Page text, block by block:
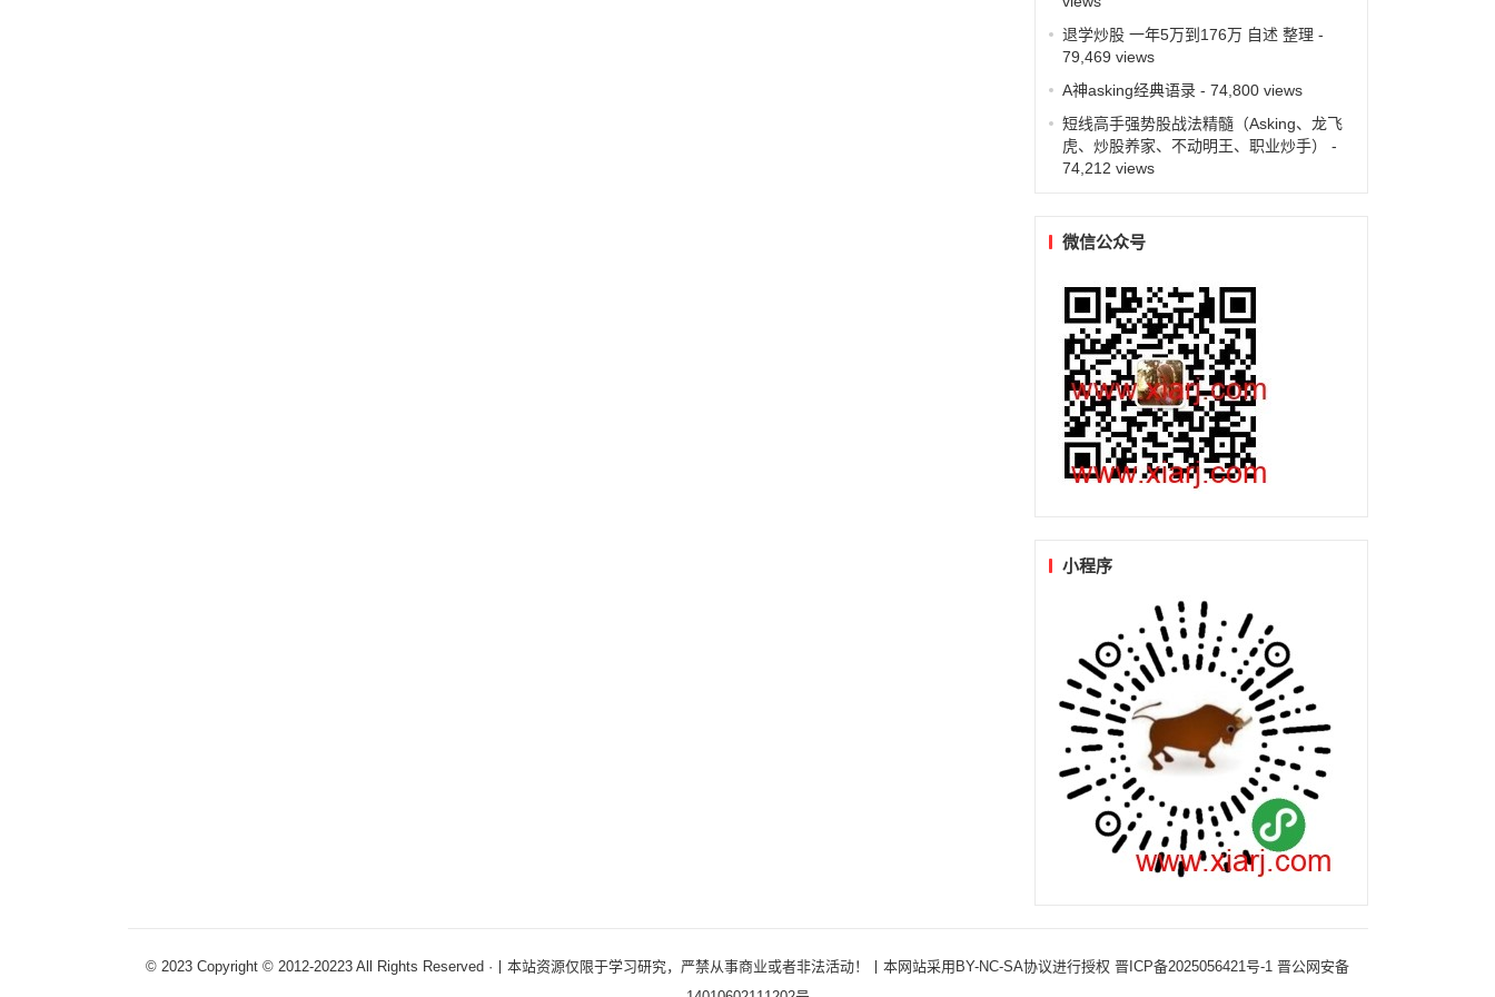
退学炒股 一年5万到176万 自述 整理 -
79,469 views
A神asking经典语录- 74,800 views
短线高手强势股战法精髓（Asking、龙飞
虎、炒股养家、不动明王、职业炒手）
-
74,212 views
微信公众号
小程序
© 2023 Copyright © 2012-20223 All Rights Reserved ·丨本站资源仅限于学习研究，严禁从事商业或者非法活动！丨本网站采用BY-NC-SA协议进行授权 晋ICP备2025056421号-1 晋公网安备